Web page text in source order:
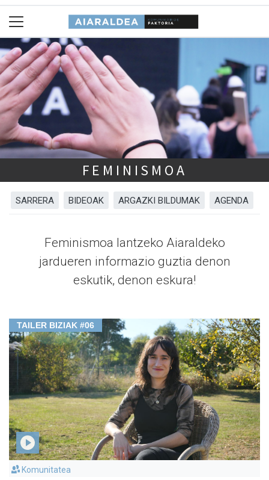
FEMINISMOA
SARRERA BIDEOAK ARGAZKI BILDUMAK AGENDA
Feminismoa lantzeko Aiaraldeko
jardueren informazio guztia denon
eskutik, denon eskura!
TAILER BIZIAK #06
Komunitatea